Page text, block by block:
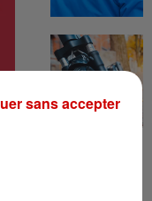
sans accepter